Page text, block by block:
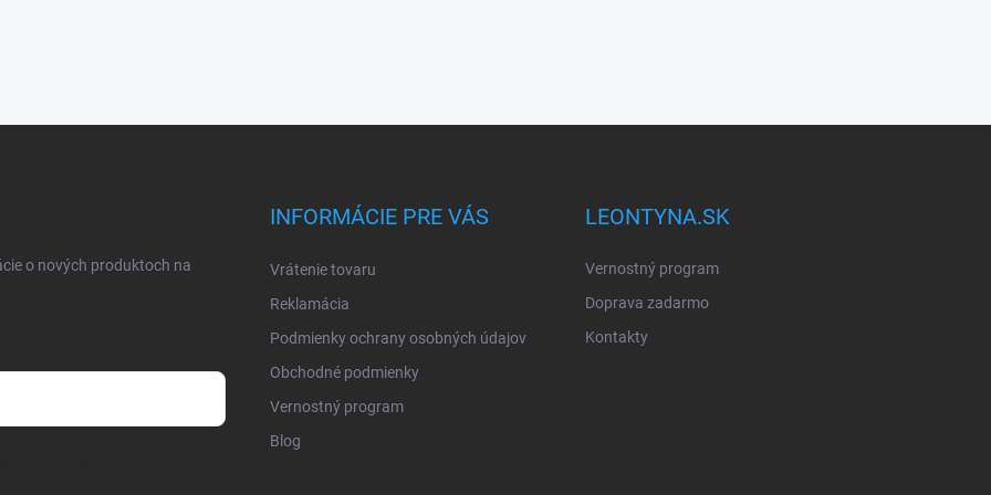
o nových produktoch na
INFORMÁCIE PRE VÁS
Vrátenie tovaru
Reklamácia
Podmienky ochrany osobných údajov
Obchodné podmienky
Vernostný program
Blog
LEONTYNA.SK
Vernostný program
Doprava zadarmo
Kontakty